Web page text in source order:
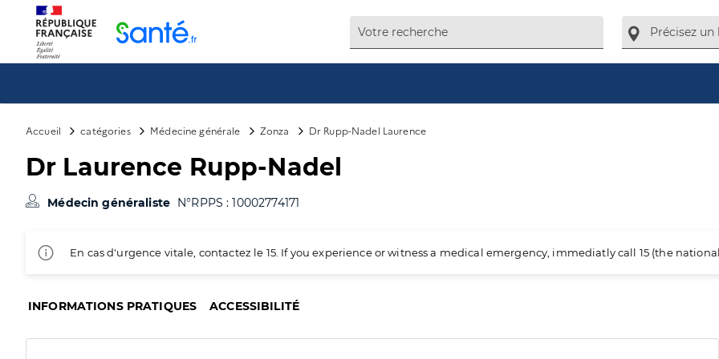
Accueil catégories Médecine générale Zonza Dr Rupp-Nadel Laurence
Dr Laurence Rupp-Nadel
Médecin généraliste N°RPPS : 10002774171
En cas d'urgence vitale, contactez le 15. If you experience or witness a medical emergency, immediatly call 15 (the
INFORMATIONS PRATIQUES ACCESSIBILITÉ
Panneau de gestion des cookies